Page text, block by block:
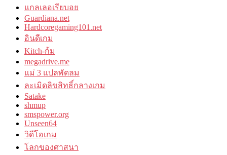
แกลเลอเรียบอย
Guardiana.net
Hardcoregaming101.net
อินดีเกม
Kitch-ก้ม
megadrive.me
แม่ 3 แปลพัดลม
ละเมิดลิขสิทธิ์กลางเกม
Satake
shmup
smspower.org
Unseen64
วิดีโอเกม
โลกของศาสนา